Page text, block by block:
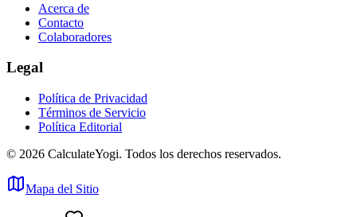
Acerca de
Contacto
Colaboradores
Legal
Política de Privacidad
Términos de Servicio
Política Editorial
© 2026 CalculateYogi. Todos los derechos reservados.
Mapa del Sitio